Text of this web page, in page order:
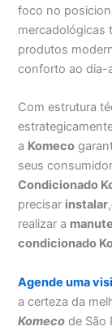
foco no
mercadológicas
produtos
conforto ao dia-
Com estrutura
a Komeco
seus
Condicionado
precisar instalar,
realizar a
condicionado
Agende uma
a certeza da
Komeco de São